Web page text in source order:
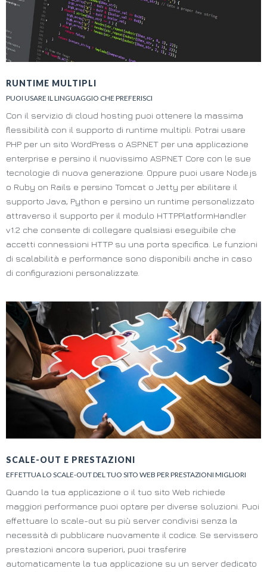
RUNTIME MULTIPLI
PUOI USARE IL LINGUAGGIO CHE PREFERISCI
Con il servizio di cloud hosting puoi ottenere la massima
flessibilità con il supporto di runtime multipli. Potrai usare
PHP per un sito WordPress o ASP.NET per una applicazione
enterprise e persino il nuovissimo ASP.NET Core con le sue
tecnologie di nuova generazione. Oppure puoi usare Node.js
o Ruby on Rails e persino Tomcat o Jetty per abilitare il
supporto Java, Python e persino un runtime personalizzato
attraverso il supporto per il modulo HTTPPlatformHandler
v1.2 che consente di collegare qualsiasi eseguibile che
accetti connessioni HTTP su una porta specifica. Le funzioni
di scalabilità e performance sono disponibili anche in caso
di configurazioni personalizzate.
SCALE-OUT E PRESTAZIONI
EFFETTUA LO SCALE-OUT DEL TUO SITO WEB PER PRESTAZIONI MIGLIORI
Quando la tua applicazione o il tuo sito Web richiede
maggiori performance puoi optare per diverse soluzioni. Puoi
effettuare lo scale-out su più server condivisi senza la
necessità di pubblicare nuovamente il codice. Se servissero
prestazioni ancora superiori, puoi trasferire
automaticamente la tua applicazione su un server dedicato